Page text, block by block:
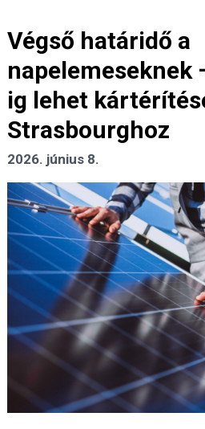
Végső határidő a
napelemeseknek
ig lehet
Strasbourghoz
2026. június 8.